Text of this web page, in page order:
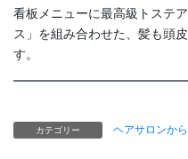
看板メニューに最高級トステ
ス」を組み合わせた、髪も頭
す。
カテゴリー ヘアサロンか